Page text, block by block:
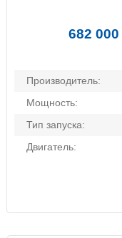
Производитель:
Мощность:
Тип запуска:
Двигатель:
682 000